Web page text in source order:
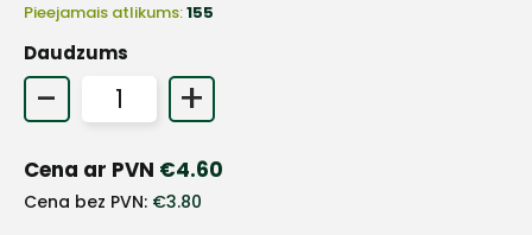
Pieejamais atlikums:155
Daudzums
- +
Cena ar PVN €4.60
Cena bez PVN: €3.80
+